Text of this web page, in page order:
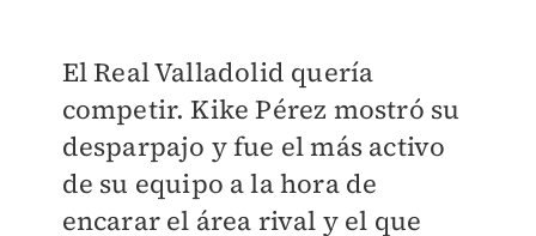
El Real Valladolid quería
competir. Kike Pérez mostró su
desparpajo y fue el más activo
de su equipo a la hora de
encarar el área rival y el que